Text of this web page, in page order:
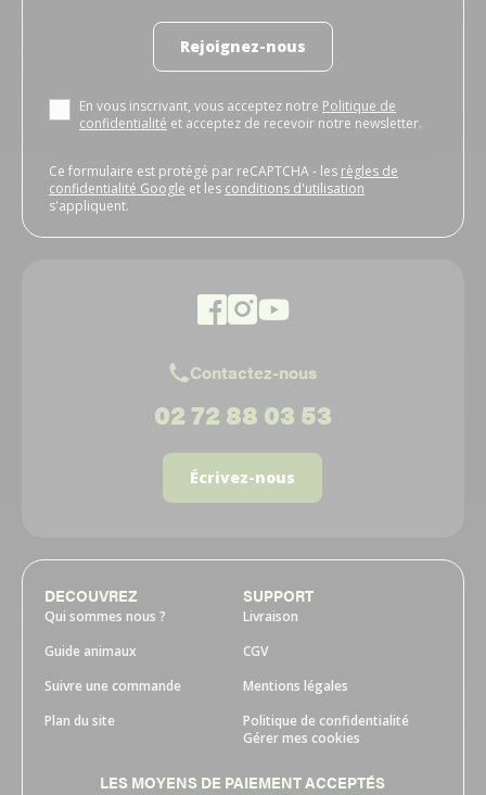
Rejoignez-nous
En vous inscrivant, vous acceptez notre Politique de
confidentialité et acceptez de recevoir notre newsletter.
Ce formulaire est protégé par reCAPTCHA - les règles de
confidentialité Google et les conditions d'utilisation
s'appliquent.
Contactez-nous
02 72 88 03 53
Écrivez-nous
DECOUVREZ
Qui sommes nous ?
Guide animaux
Suivre une commande
Plan du site
SUPPORT
Livraison
CGV
Mentions légales
Politique de confidentialité
Gérer mes cookies
LES MOYENS DE PAIEMENT ACCEPTÉS